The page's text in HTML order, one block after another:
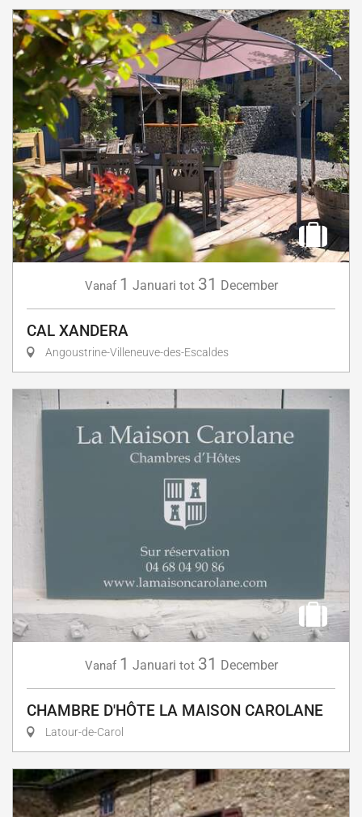
Vanaf 1 Januari tot 31 December
CAL XANDERA
Angoustrine-Villeneuve-des-Escaldes
Vanaf 1 Januari tot 31 December
CHAMBRE D'HÔTE LA MAISON CAROLANE
Latour-de-Carol